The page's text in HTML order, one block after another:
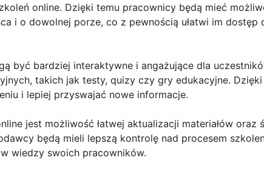
online. Dzięki temu pracownicy będą mieć
i o dowolnej porze, co z pewnością ułatwi im
być bardziej interaktywne i angażujące dla
takich jak testy, quizy czy gry edukacyjne.
i lepiej przyswajać nowe informacje.
jest możliwość łatwej aktualizacji materiałów oraz
będą mieli lepszą kontrolę nad procesem
wiedzy swoich pracowników.